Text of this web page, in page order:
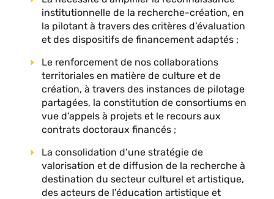
institutionnelle de la recherche-création, en
la pilotant à travers des critères d’évaluation
et des dispositifs de financement adaptés ;
Le renforcement de nos collaborations
territoriales en matière de culture et de
création, à travers des instances de pilotage
partagées, la constitution de consortiums en
vue d’appels à projets et le recours aux
contrats doctoraux financés ;
La consolidation d’une stratégie de
valorisation et de diffusion de la recherche à
destination du secteur culturel et artistique,
des acteurs de l’éducation artistique et